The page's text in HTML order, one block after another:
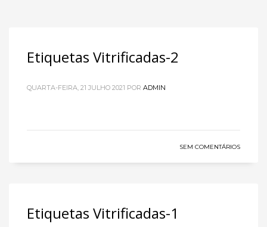
Etiquetas Vitrificadas-2
QUARTA-FEIRA, 21 JULHO 2021 POR ADMIN
SEM COMENTÁRIOS
Etiquetas Vitrificadas-1